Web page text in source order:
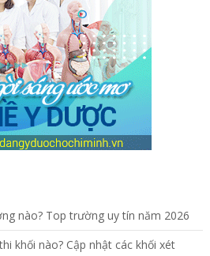
nào? Top trường uy tín năm 2026
khối nào? Cập nhật các khối xét